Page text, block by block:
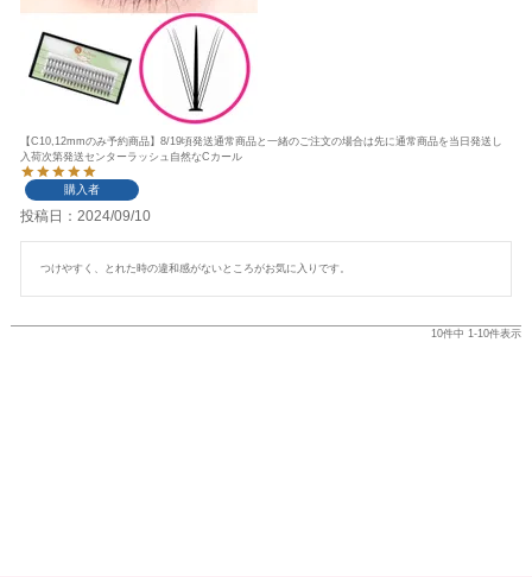
【C10,12mmのみ予約商品】8/19頃発送通常商品と一緒のご注文の場合は先に通常商品を当日発送し
入荷次第発送センターラッシュ自然なCカール
購入者
投稿日 2024/09/10
つけやすく、とれた時の違和感がないところがお気に入りです。
10件中 1-10件表示